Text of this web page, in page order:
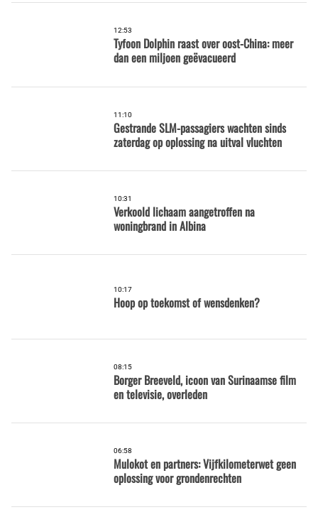
12:53
Tyfoon Dolphin raast over oost-China: meer
dan een miljoen geëvacueerd
11:10
Gestrande SLM-passagiers wachten sinds
zaterdag op oplossing na uitval vluchten
10:31
Verkoold lichaam aangetroffen na
woningbrand in Albina
10:17
Hoop op toekomst of wensdenken?
08:15
Borger Breeveld, icoon van Surinaamse film
en televisie, overleden
06:58
Mulokot en partners: Vijfkilometerwet geen
oplossing voor grondenrechten